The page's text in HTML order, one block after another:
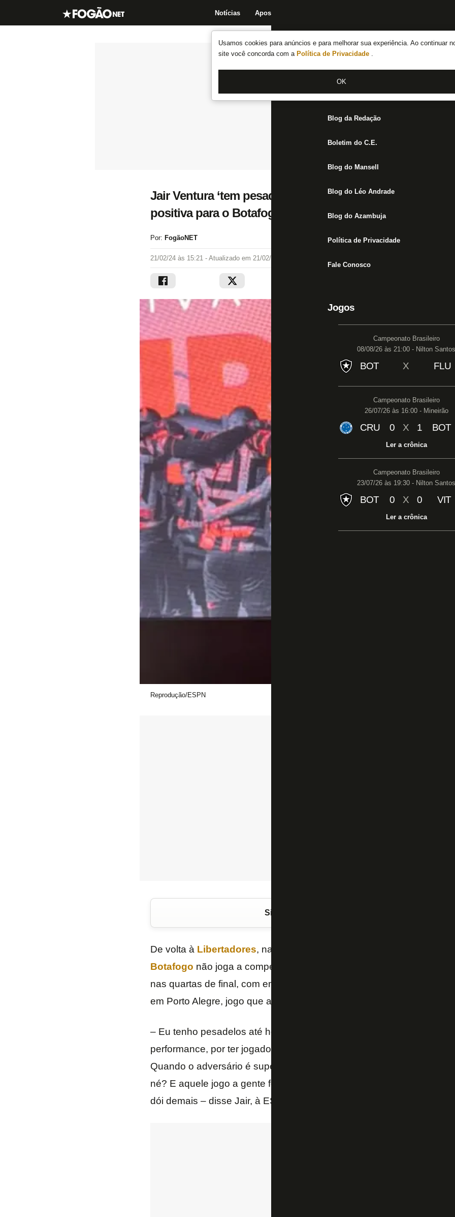
Usamos cookies para anúncios e para melhorar sua experiência. Ao continuar
site você concorda com a Política de Privacidade .
OK
Notícias Apostas
Notícias do Botafogo
Fórum
Jogos
Blog da Redação
Boletim do C.E.
Blog do Mansell
Blog do Léo Andrade
Blog do Azambuja
Política de Privacidade
Fale Conosco
Jogos
Campeonato Brasileiro
08/08/26 às 21:00 - Nilton Santos
BOT X FLU
Campeonato Brasileiro
26/07/26 às 16:00 - Mineirão
CRU 0 X 1 BOT
Ler a crônica
Campeonato Brasileiro
23/07/26 às 19:30 - Nilton Santos
BOT 0 X 0 VIT
Ler a crônica
Jair Ventura ‘tem pesadelos até hoje’ com 2017 e vê
positiva para o Botafogo: ‘Vai resgatar boas lembranças’
Por: FogãoNET
21/02/24 às 15:21 - Atualizado em 21/02/24 às 16:31
Reprodução/ESPN
Siga o FogãoNET
De volta à Libertadores, na qual estreia nesta quarta-feira contra o
Botafogo não joga a competição desde 2027. Na ocasião, foi
nas quartas de final, com empate em 0 a 0 no Estádio Nilton Santos
em Porto Alegre, jogo que até hoje está na lembrança do técnico
– Eu tenho pesadelos até hoje e foi a derrota mais dolorida (da
performance, por ter jogado melhor e por ter saído daquela maneira
Quando o adversário é superior, você entende que não estava no
né? E aquele jogo a gente foi muito superior, mas acabamos sendo
dói demais – disse Jair, à ESPN.